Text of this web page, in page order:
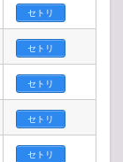
セトリ
セトリ
セトリ
セトリ
セトリ